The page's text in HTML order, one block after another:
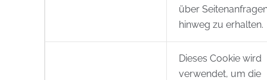
über
hinweg zu erhalten.
Dieses Cookie wird
verwendet, um die